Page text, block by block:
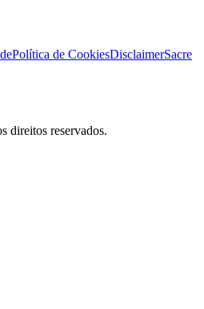
Política de CookiesDisclaimerSacre
direitos reservados.